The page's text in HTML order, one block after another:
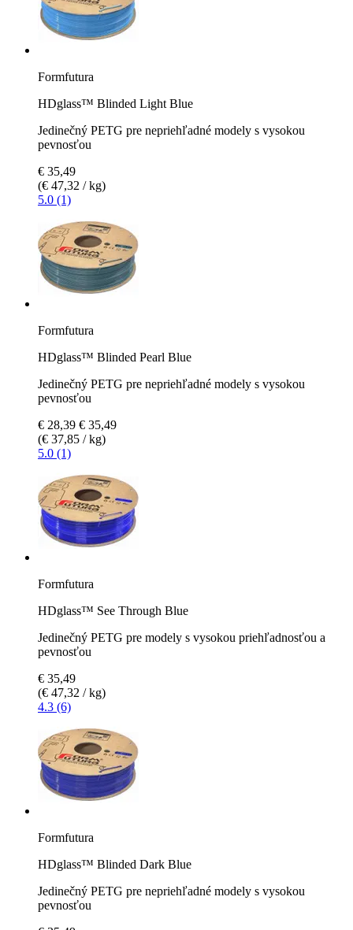
Formfutura
HDglass™ Blinded Light Blue
Jedinečný PETG pre nepriehľadné modely s vysokou
pevnosťou
€ 35,49
(€ 47,32 / kg)
5.0 (1)
Formfutura
HDglass™ Blinded Pearl Blue
Jedinečný PETG pre nepriehľadné modely s vysokou
pevnosťou
€ 28,39 € 35,49
(€ 37,85 / kg)
5.0 (1)
Formfutura
HDglass™ See Through Blue
Jedinečný PETG pre modely s vysokou priehľadnosťou a
pevnosťou
€ 35,49
(€ 47,32 / kg)
4.3 (6)
Formfutura
HDglass™ Blinded Dark Blue
Jedinečný PETG pre nepriehľadné modely s vysokou
pevnosťou